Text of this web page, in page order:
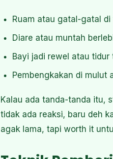
Ruam atau gatal-gatal
Diare atau muntah
Bayi jadi rewel atau
Pembengkakan di mulut
Kalau ada tanda-tanda itu,
tidak ada reaksi, baru deh
agak lama, tapi worth it